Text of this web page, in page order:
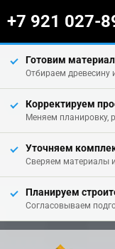
+7 921 027-
Готовим
Отбираем древесину
Корректируем
Меняем планировку,
Уточняем
Сверяем материалы
Планируем
Согласовываем